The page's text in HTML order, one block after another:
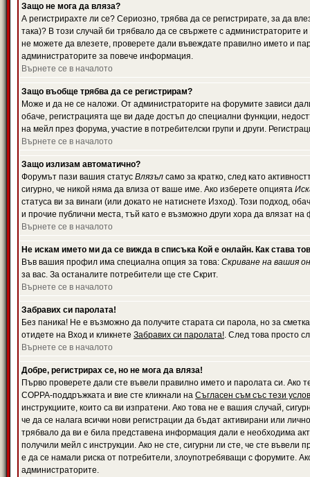
Защо не мога да вляза?
А регистрирахте ли се? Сериозно, трябва да се регистрирате, за да
така)? В този случай би трябвало да се свържете с администраторите
не можете да влезете, проверете дали въвеждате правилно името и
администраторите за повече информация.
Върнете се в началото
Защо въобще трябва да се регистрирам?
Може и да не се наложи. От администраторите на форумите зависи
обаче, регистрацията ще ви даде достъп до специални функции,
на мейл през форума, участие в потребителски групи и други.
Върнете се в началото
Защо излизам автоматично?
Форумът пази вашия статус Влязъл само за кратко, след като
сигурно, че никой няма да влиза от ваше име. Ако изберете опцията
статуса ви за винаги (или докато не натиснете Изход). Този подход,
и прочие публични места, тъй като е възможно други хора да влязат
Върнете се в началото
Не искам името ми да се вижда в списъка Кой е онлайн. Как става
Във вашия профил има специална опция за това: Скриване на вашия
за вас. За останалите потребители ще сте Скрит.
Върнете се в началото
Забравих си паролата!
Без паника! Не е възможно да получите старата си парола, но за
отидете на Вход и кликнете Забравих си паролата!. След това просто
Върнете се в началото
Добре, регистрирах се, но не мога да вляза!
Първо проверете дали сте въвели правилно името и паролата си. Ако
COPPA-поддръжката и вие сте кликнали на Съгласен съм със тези
инструкциите, които са ви изпратени. Ако това не е вашия случай,
че да се налага всички нови регистрации да бъдат активирани или
трябвало да ви е била представена информация дали е необходима
получили мейл с инструкции. Ако не сте, сигурни ли сте, че сте
е да се намали риска от потребители, злоупотребяващи с форумите.
администраторите.